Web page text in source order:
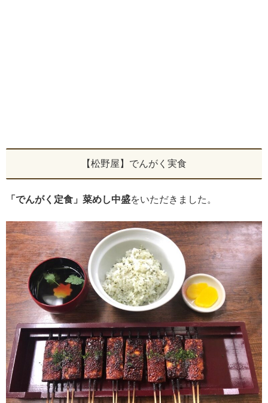
【松野屋】でんがく実食
「でんがく定食」菜めし中盛をいただきました。